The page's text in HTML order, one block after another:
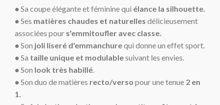
•Sa coupe élégante et féminine qui élance la silhouette.
• Ses matières chaudes et naturellesdélicieusement
associées pour s'emmitoufler avec classe.
• Son joli liseré d'emmanchurequi donne un effet sport.
• Sa taille unique et modulablesuivant les envies.
• Son look très habillé
• Son duo de matières recto/versopour une tenue 2 en
1.